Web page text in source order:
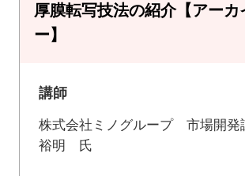
厚膜転写技法の紹介【アーカ
ー】
講師
株式会社ミノグループ 市場開
裕明 氏